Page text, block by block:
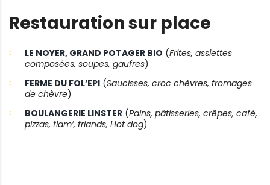
Restauration sur place
LE NOYER, GRAND POTAGER BIO (Frites, assiettes
composées, soupes, gaufres)
FERME DU FOL’EPI (Saucisses, croc chèvres, fromages
de chèvre)
BOULANGERIE LINSTER (Pains, pâtisseries, crêpes, café,
pizzas, flam’, friands, Hot dog)